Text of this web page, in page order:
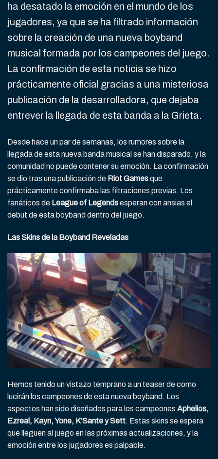
ha desatado la emoción en el mundo de los
jugadores, ya que se ha filtrado información
sobre la creación de una nueva boyband
musical formada por los campeones del juego.
La confirmación de esta noticia se hizo
prácticamente oficial gracias a una misteriosa
publicación de la desarrolladora, que dejaba
entrever la llegada de esta banda a la Grieta.
Desde hace un par de semanas, los rumores sobre la
llegada de esta nueva banda musical se han disparado, y la
comunidad no puede contener su emoción. La confirmación
se dio tras una publicación de Riot Gamesque
prácticamente confirmaba las filtraciones previas. Los
fanáticos de League of Legendsesperan con ansias el
debut de esta boyband dentro del juego.
Las Skins de la Boyband Reveladas
Hemos tenido un vistazo temprano a un teaser de como
lucirán los campeones de esta nueva boyband. Los
aspectos han sido diseñados para los campeones Aphelios,
Ezreal, Kayn, Yone, K’Sante y Sett. Estas skins se espera
que lleguen al juego en las próximas actualizaciones, y la
emoción entre los jugadores es palpable.